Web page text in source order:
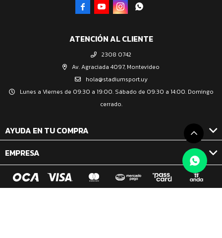
ATENCIÓN AL CLIENTE
2308 0742
Av. Agraciada 4097, Montevideo
hola@stadiumsport.uy
Lunes a Viernes de 09:30 a 19:00. Sábado de 09:30 a 14:00. Domingo
cerrado.
AYUDA EN TU COMPRA
EMPRESA
   